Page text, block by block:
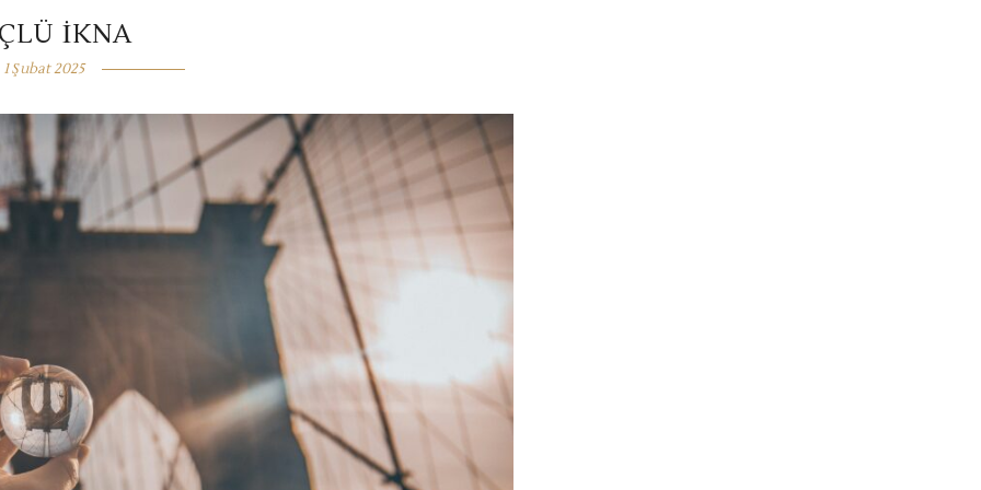
İKNA
1 Şubat 2025